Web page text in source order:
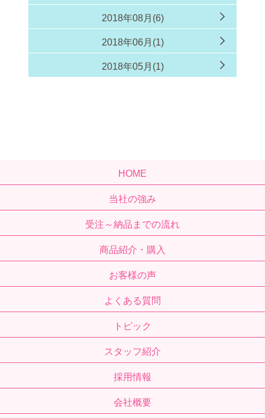
2018年08月(6)
2018年06月(1)
2018年05月(1)
HOME
当社の強み
受注～納品までの流れ
商品紹介・購入
お客様の声
よくある質問
トピック
スタッフ紹介
採用情報
会社概要